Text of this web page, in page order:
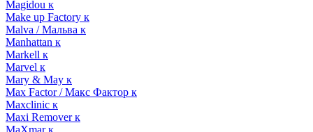
Magidou к
Make up Factory к
Malva / Мальва к
Manhattan к
Markell к
Marvel к
Mary & May к
Max Factor / Макс Фактор к
Maxclinic к
Maxi Remover к
MaXmar к